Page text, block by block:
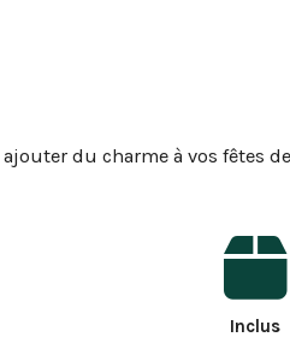
du charme à vos fêtes de
Inclus